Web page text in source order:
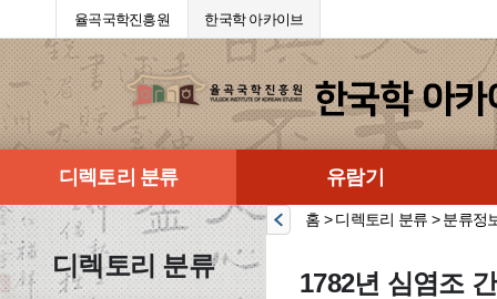
율곡국학진흥원 한국학 아카이브
디렉토리 분류 유람기
디렉토리 분류
홈 > 디렉토리 분류 > 분류정
1782년 심염조